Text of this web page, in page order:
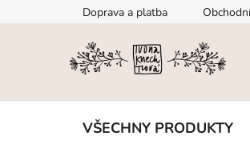
na
Doprava a platba
VŠECHNY PRODUKTY